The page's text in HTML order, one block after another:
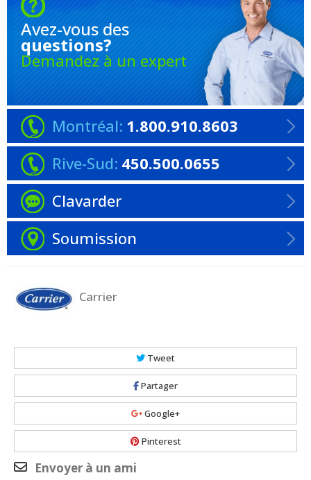
Avez-vous des
questions?
Demandez à un expert
Montréal: 1.800.910.8603
Rive-Sud: 450.500.0655
Clavarder
Soumission
Carrier
Tweet
Partager
Google+
Pinterest
Envoyer à un ami